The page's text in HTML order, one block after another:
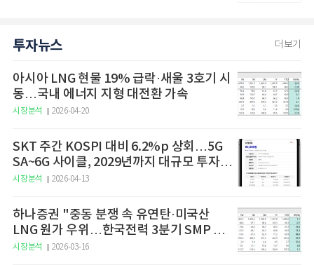
투자뉴스 더보기
아시아 LNG 현물 19% 급락·새울 3호기 시
동…국내 에너지 지형 대전환 가속
시장분석 2026-04-20
SKT 주간 KOSPI 대비 6.2%p 상회…5G
SA~6G 사이클, 2029년까지 대규모 투자
예고
시장분석 2026-04-13
하나증권 "중동 분쟁 속 유연탄·미국산
LNG 원가 우위…한국전력 3분기 SMP 상
승 전망"
시장분석 2026-03-16